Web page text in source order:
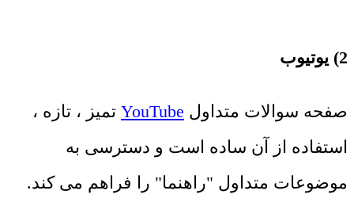
2) یوتیوب
صفحه سوالات متداول YouTube تمیز ، تازه ،
استفاده از آن ساده است و دسترسی به
موضوعات متداول "راهنما" را فراهم می کند.